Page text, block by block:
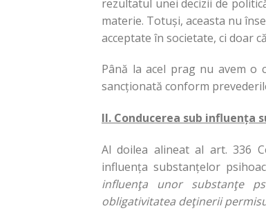
rezultatul unei decizii de
materie. Totuși, aceasta nu
acceptate în societate, ci doar
Până la acel prag nu avem o
sancționată conform
II. Conducerea sub influența
Al doilea alineat al art. 336
influența substanțelor
influenţa unor substanţe
obligativitatea deţinerii